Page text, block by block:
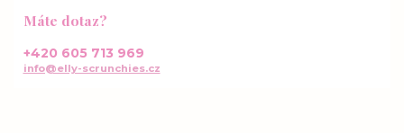
Máte dotaz?
+420 605 713 969
info@elly-scrunchies.cz